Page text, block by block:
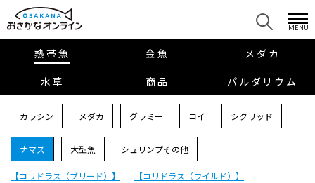
MENU
熱帯魚 金魚
メダカ
水草
商品 パルダリウム
カラシン メダカ グラミー コイ シクリッド
ナマズ 大型魚 シュリンプその他
【コリドラス（ブリード）】
【コリドラス（ワイルド）】